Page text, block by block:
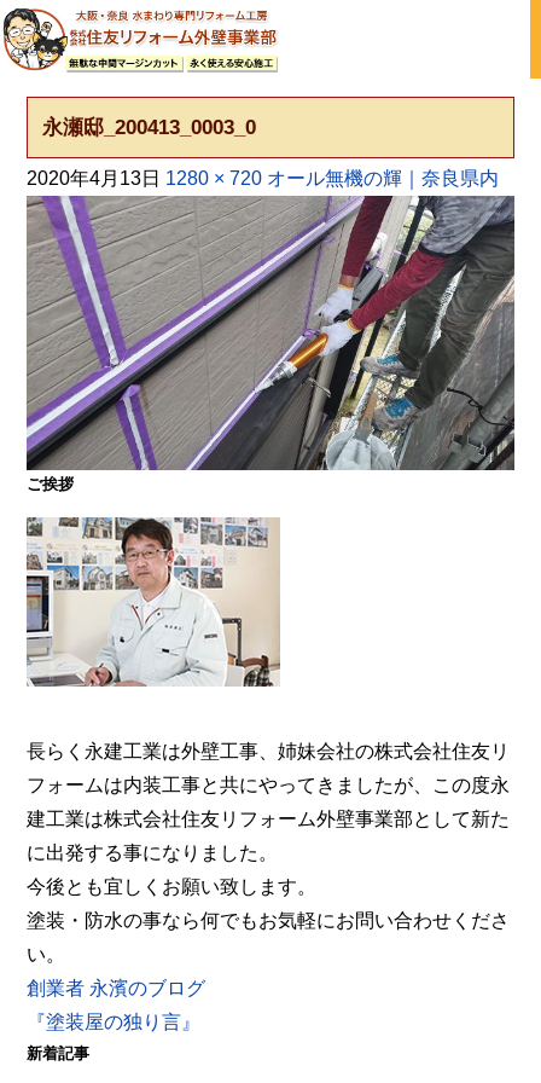
永瀬邸_200413_0003_0
2020年4月13日 1280 × 720 オール無機の輝｜奈良県内
えの方は塗装専門店の株式会社住友リフォーム外壁
事業部へ。【電話：0800-200-5246/受付：8時～20
時土日対応】メール相談・御見積り依頼は24時間受
付。『後悔しない塗り替えガイドブック』無料進呈
中。
ご挨拶
長らく永建工業は外壁工事、姉妹会社の株式会社住友リ
フォームは内装工事と共にやってきましたが、この度永
建工業は株式会社住友リフォーム外壁事業部として新た
に出発する事になりました。
今後とも宜しくお願い致します。
塗装・防水の事なら何でもお気軽にお問い合わせくださ
い。
創業者 永濱のブログ
『塗装屋の独り言』
新着記事